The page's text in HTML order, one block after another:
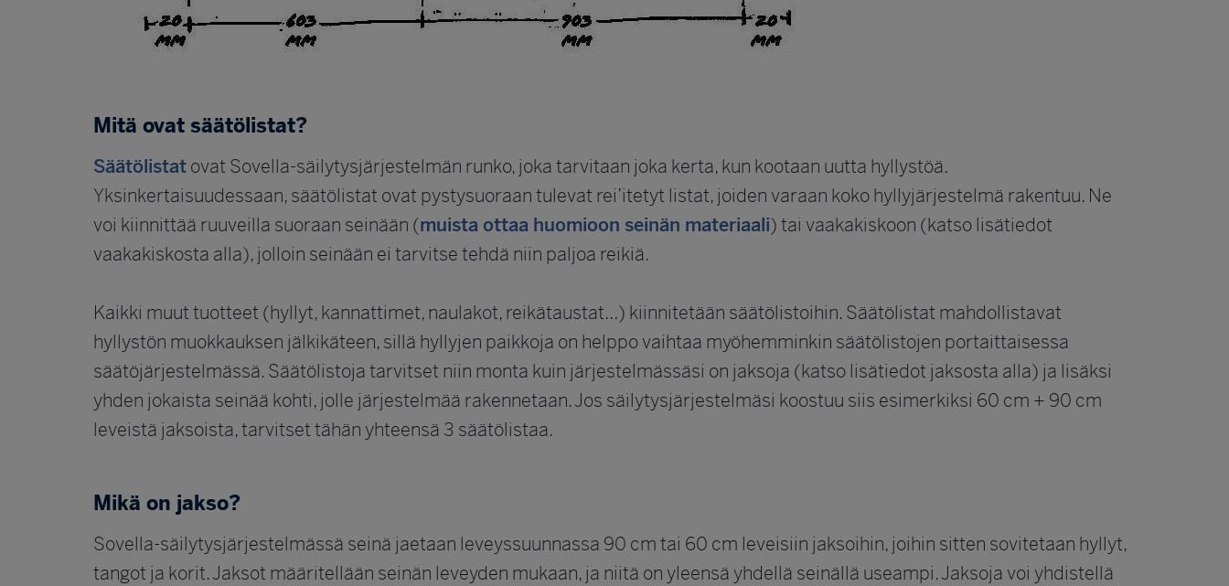
Mitä ovat säätölistat?
Säätölistat ovat Sovella-säilytysjärjestelmän runko, joka tarvitaan joka kerta, kun kootaan uutta hyllystöä.
Yksinkertaisuudessaan, säätölistat ovat pystysuoraan tulevat rei’itetyt listat, joiden varaan koko hyllyjärjestelmä rakentuu. Ne
voi kiinnittää ruuveilla suoraan seinään (muista ottaa huomioon seinän materiaali) tai vaakakiskoon (katso lisätiedot
vaakakiskosta alla), jolloin seinään ei tarvitse tehdä niin paljoa reikiä.
Kaikki muut tuotteet (hyllyt, kannattimet, naulakot, reikätaustat...) kiinnitetään säätölistoihin. Säätölistat mahdollistavat
hyllystön muokkauksen jälkikäteen, sillä hyllyjen paikkoja on helppo vaihtaa myöhemminkin säätölistojen portaittaisessa
säätöjärjestelmässä. Säätölistoja tarvitset niin monta kuin järjestelmässäsi on jaksoja (katso lisätiedot jaksosta alla) ja lisäksi
yhden jokaista seinää kohti, jolle järjestelmää rakennetaan. Jos säilytysjärjestelmäsi koostuu siis esimerkiksi 60 cm + 90 cm
leveistä jaksoista, tarvitset tähän yhteensä 3 säätölistaa.
Mikä on jakso?
Sovella-säilytysjärjestelmässä seinä jaetaan leveyssuunnassa 90 cm tai 60 cm leveisiin jaksoihin, joihin sitten sovitetaan hyllyt,
tangot ja korit. Jaksot määritellään seinän leveyden mukaan, ja niitä on yleensä yhdellä seinällä useampi. Jaksoja voi yhdistellä